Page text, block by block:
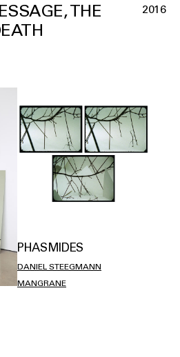
THE
2016
PHASMIDES
DANIEL STEEGMANN
MANGRANE